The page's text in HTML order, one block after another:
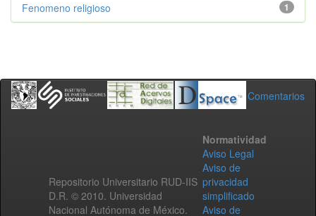
1
Fenomeno religioso
Comentarios
Repositorio Universitario RUD-IIS
D.R. © 2010. Universidad
Nacional Autónoma de México.
Normatividad
Aviso Legal
Aviso de
privacidad
simplificado
Aviso de